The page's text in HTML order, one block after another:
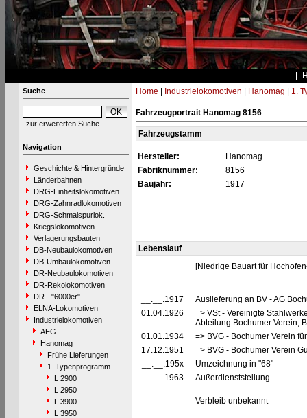
Suche
zur erweiterten Suche
Navigation
Geschichte & Hintergründe
Länderbahnen
DRG-Einheitslokomotiven
DRG-Zahnradlokomotiven
DRG-Schmalspurlok.
Kriegslokomotiven
Verlagerungsbauten
DB-Neubaulokomotiven
DB-Umbaulokomotiven
DR-Neubaulokomotiven
DR-Rekolokomotiven
DR - "6000er"
ELNA-Lokomotiven
Industrielokomotiven
AEG
Hanomag
Frühe Lieferungen
1. Typenprogramm
L 2900
L 2950
L 3900
L 3950
Home Industrielokomotiven Hanomag 1.
Fahrzeugportrait Hanomag 8156
Fahrzeugstamm
Hersteller:
Hanomag
Fabriknummer:
8156
Baujahr:
1917
Lebenslauf
[Niedrige Bauart für
__.__.1917
Auslieferung an BV - AG
01.04.1926
=> VSt - Vereinigte
Abteilung Bochumer Verein,
01.01.1934
=> BVG - Bochumer Verein
17.12.1951
=> BVG - Bochumer Verein
__.__.195x
Umzeichnung in "68"
__.__.1963
Außerdienststellung
Verbleib unbekannt